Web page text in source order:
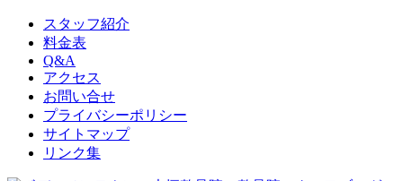
スタッフ紹介
料金表
Q&A
アクセス
お問い合せ
プライバシーポリシー
サイトマップ
リンク集